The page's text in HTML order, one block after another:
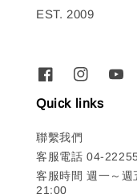
EST. 2009
Quick links
聯繫我們
客服電話 04-
客服時間 週一～
21:00